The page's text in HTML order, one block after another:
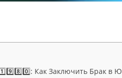
Как Заключить Брак в